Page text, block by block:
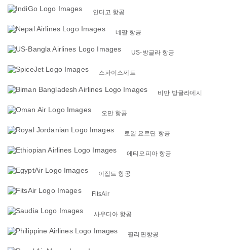
인디고 항공
네팔 항공
US-방글라 항공
스파이스제트
비만 방글라데시
오만 항공
로얄 요르단 항공
에티오피아 항공
이집트 항공
FitsAir
사우디아 항공
필리핀항공